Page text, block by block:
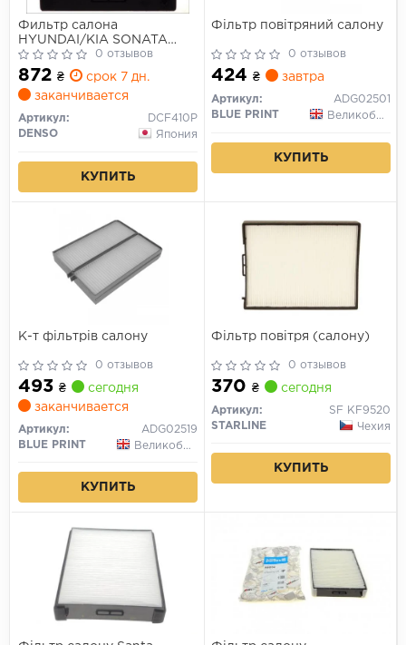
Фильтр салона
HYUNDAI/KIA SONATA
EF/SANTA
FE/MAGENTIS/OPTIMA/SORENTO
00-
0 отзывов
872 ₴
срок 7 дн.
заканчивается
Артикул:
DCF410P
DENSO
Япония
КУПИТЬ
Фільтр повітряний салону
0 отзывов
424 ₴ завтра
Артикул:
ADG02501
BLUE PRINT
Великобритания
КУПИТЬ
К-т фільтрів салону
0 отзывов
493 ₴
сегодня
заканчивается
Артикул:
ADG02519
BLUE PRINT
Великобритания
КУПИТЬ
Фільтр повітря (салону)
0 отзывов
370 ₴ сегодня
Артикул:
SF KF9520
STARLINE
Чехия
КУПИТЬ